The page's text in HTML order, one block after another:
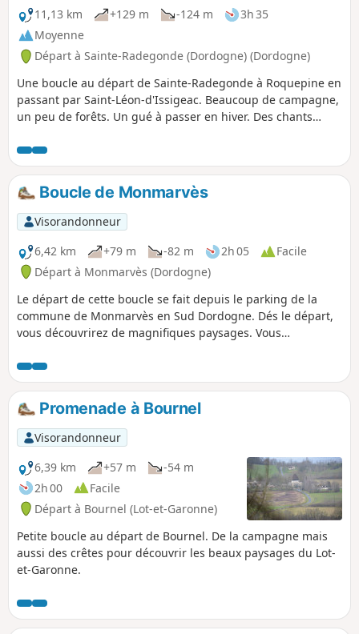
11,13 km
+129 m -124 m
3h 35
Moyenne
Départ à Sainte-Radegonde (Dordogne) (Dordogne)
Une boucle au départ de Sainte-Radegonde à Roquepine en
passant par Saint-Léon-d'Issigeac. Beaucoup de campagne,
un peu de forêts. Un gué à passer en hiver. Des chants
petites routes, sans voitures ou presque. Et puis les
vestiges du Moulin de Pincanelle après le Bois de Bayard.
Boucle de Monmarvès
Visorandonneur
6,42 km
+79 m -82 m 2h 05
Facile
Départ à Monmarvès (Dordogne)
Le départ de cette boucle se fait depuis le parking de la
commune de Monmarvès en Sud Dordogne. Dés le départ,
vous découvrirez de magnifiques paysages. Vous
Pecdorat avec ses vieilles maisons réhabilitées. Vous
traverserez un bois, puis vous descendrez vers la Retenue
de la Nette. Vous longerez le lac, puis vous remonterez vers
le parking en passant au pied de la ruine d'un ancien
moulin.
Promenade à Bournel
Visorandonneur
6,39 km
+57 m
-54 m
2h 00
Facile
Départ à Bournel (Lot-et-Garonne)
Petite boucle au départ de Bournel. De la campagne mais
aussi des crêtes pour découvrir les beaux paysages du Lot-
et-Garonne.